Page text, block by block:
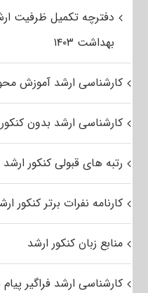
دفترچه تکمیل ظرفیت
بهداشت ۱۴۰۳
کارشناسی ارشد آموزش
کارشناسی ارشد بدون
رتبه های قبولی کنکور ارشد
کارنامه نفرات برتر کنکور
منابع زبان کنکور ارشد
کارشناسی ارشد فراگیر پیام